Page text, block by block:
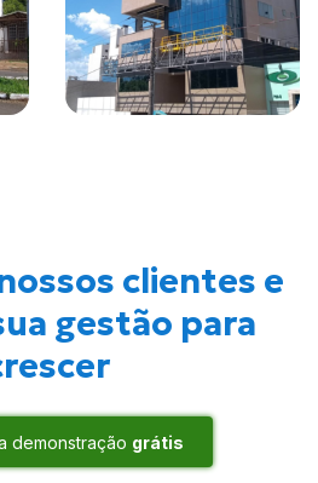
clientes e
gestão para
demonstração grátis